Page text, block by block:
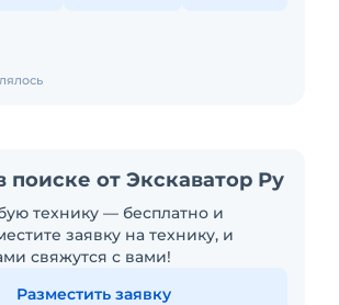
от Экскаватор Ру
технику — бесплатно и
заявку на технику, и
свяжутся с вами!
Разместить заявку